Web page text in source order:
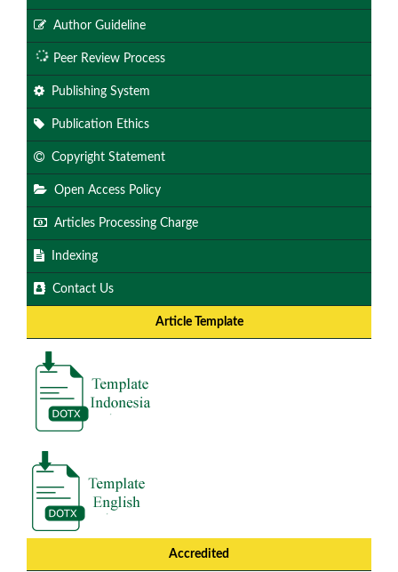
Author Guideline
Peer Review Process
Publishing System
Publication Ethics
Copyright Statement
Open Access Policy
Articles Processing Charge
Indexing
Contact Us
Article Template
Accredited